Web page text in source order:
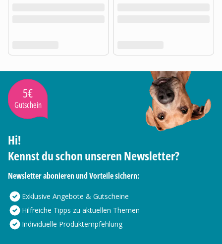
5€
Gutschein
Hi!
Kennst du schon unseren Newsletter?
Newsletter abonieren und Vorteile sichern:
Exklusive Angebote & Gutscheine
Hilfreiche Tipps zu aktuellen Themen
Individuelle Produktempfehlung